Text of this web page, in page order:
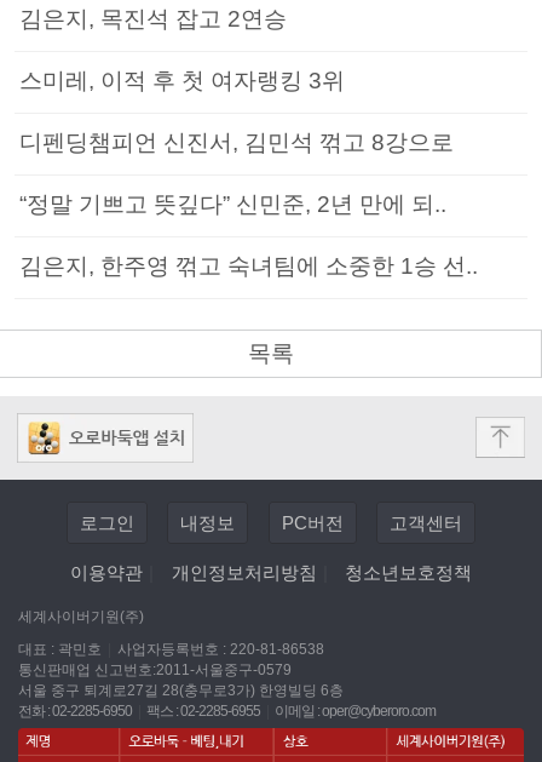
김은지, 목진석 잡고 2연승
스미레, 이적 후 첫 여자랭킹 3위
디펜딩챔피언 신진서, 김민석 꺾고 8강으로
“정말 기쁘고 뜻깊다” 신민준, 2년 만에 되..
김은지, 한주영 꺾고 숙녀팀에 소중한 1승 선..
목록
로그인 내정보 PC버전 고객센터
이용약관 개인정보처리방침 청소년보호정책
세계사이버기원(주)
대표 : 곽민호
사업자등록번호 : 220-81-86538
통신판매업 신고번호:2011-서울중구-0579
서울 중구 퇴계로27길 28(충무로3가) 한영빌딩 6층
전화 : 02-2285-6950
팩스 : 02-2285-6955 이메일 :oper@cyberoro.com